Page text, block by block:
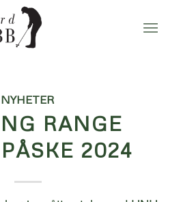
NYHETER
RANGE
2024